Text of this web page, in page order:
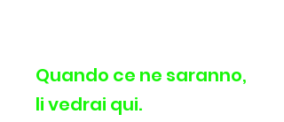
Quando ce ne saranno,
li vedrai qui.